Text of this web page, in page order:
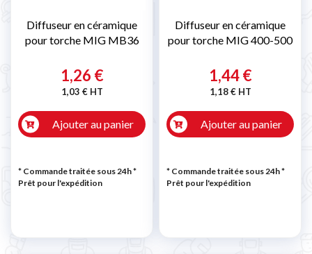
Diffuseur en céramique
pour torche MIG MB36
1,26 €
1,03 € HT
Ajouter au panier
* Commande traitée sous 24h*
Prêt pour l'expédition
Diffuseur en céramique
pour torche MIG 400-500
1,44 €
1,18 € HT
Ajouter au panier
* Commande traitée sous 24h*
Prêt pour l'expédition